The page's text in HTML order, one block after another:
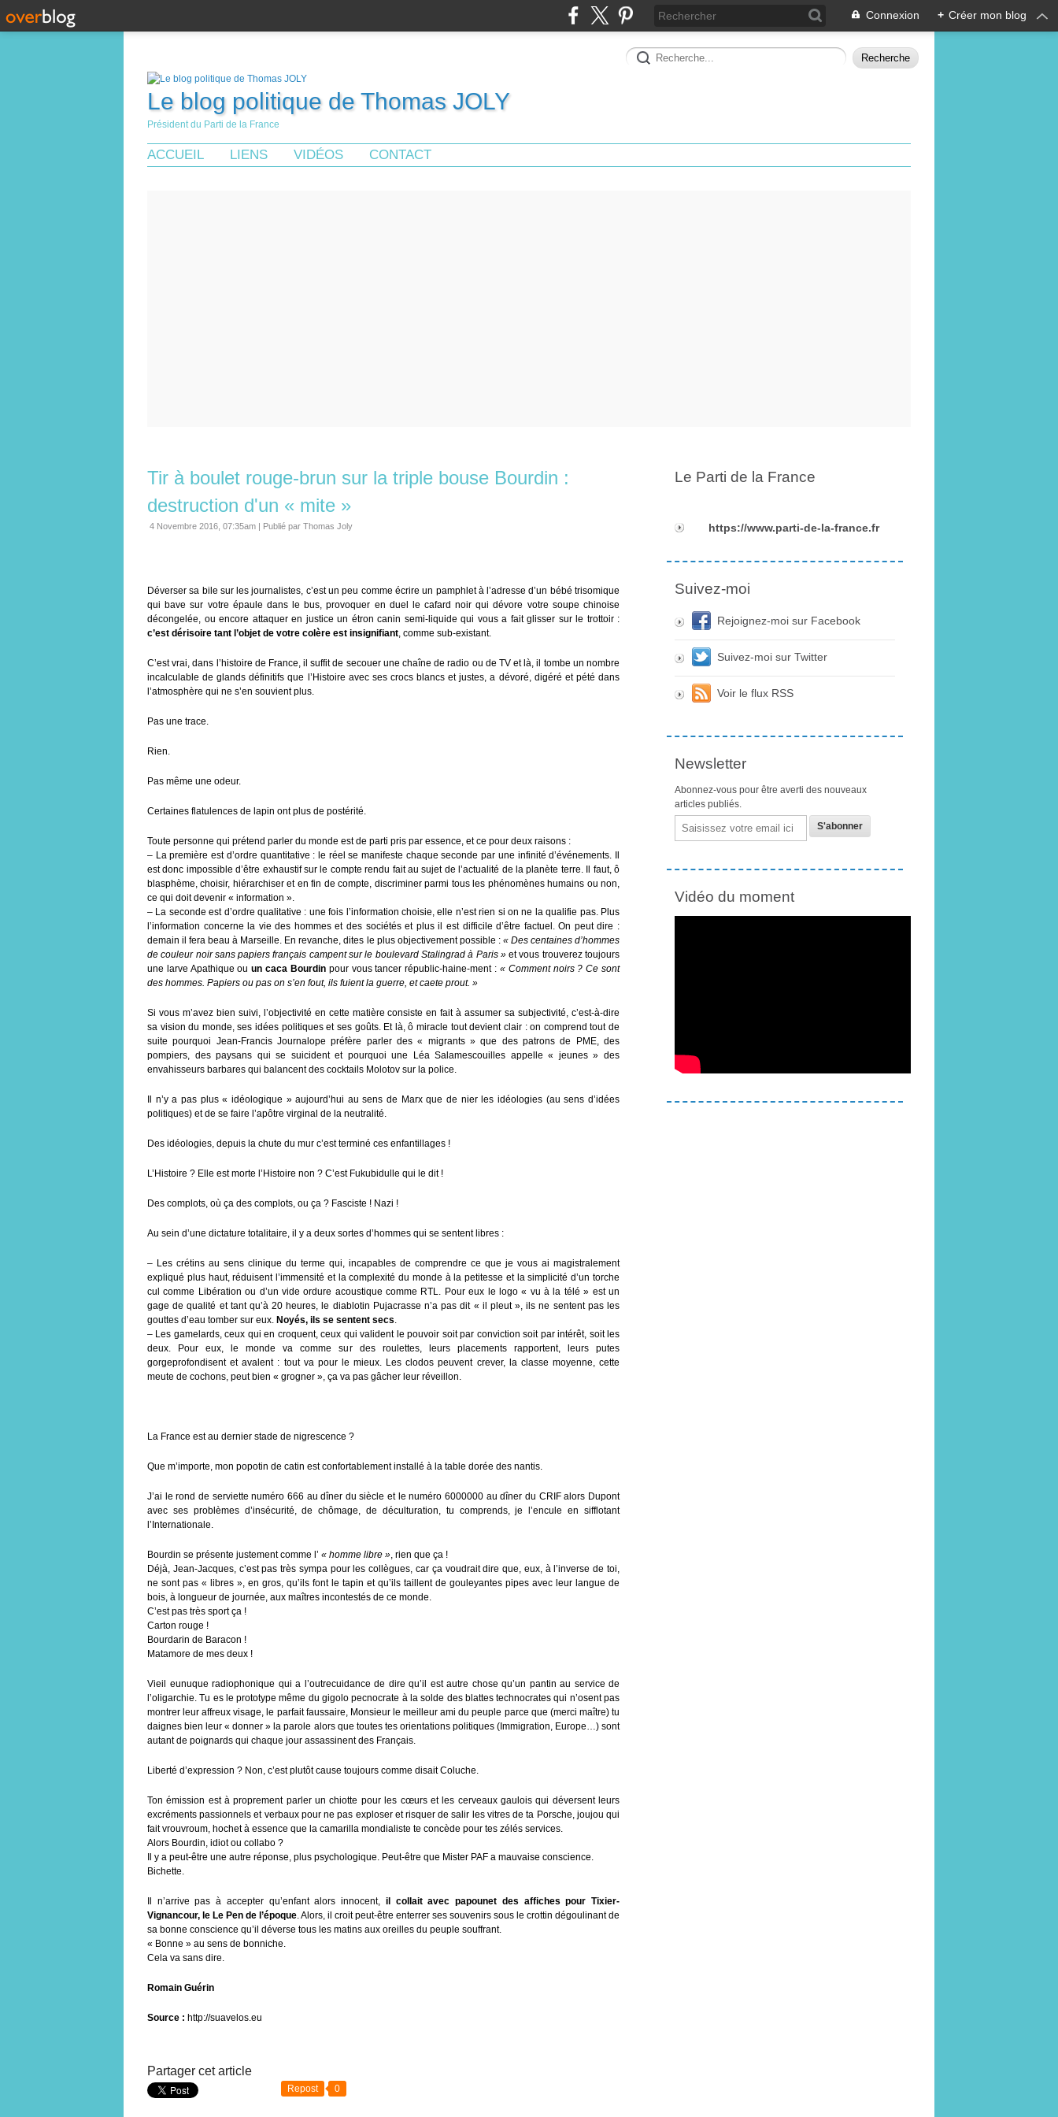
Connexion + Créer mon blog
Le blog politique de Thomas JOLY
Président du Parti de la France
ACCUEIL LIENS VIDÉOS CONTACT
Tir à boulet rouge-brun sur la triple bouse Bourdin :
destruction d'un « mite »
4 Novembre 2016, 07:35am | Publié par Thomas Joly
Déverser sa bile sur les journalistes, c’est un peu comme écrire un pamphlet à l’adresse d’un bébé trisomique
qui bave sur votre épaule dans le bus, provoquer en duel le cafard noir qui dévore votre soupe chinoise
décongelée, ou encore attaquer en justice un étron canin semi-liquide qui vous a fait glisser sur le trottoir :
c’est dérisoire tant l’objet de votre colère est insignifiant, comme sub-existant.
C’est vrai, dans l’histoire de France, il suffit de secouer une chaîne de radio ou de TV et là, il tombe un nombre
incalculable de glands définitifs que l’Histoire avec ses crocs blancs et justes, a dévoré, digéré et pété dans
l’atmosphère qui ne s’en souvient plus.
Pas une trace.
Rien.
Pas même une odeur.
Certaines flatulences de lapin ont plus de postérité.
Toute personne qui prétend parler du monde est de parti pris par essence, et ce pour deux raisons :
– La première est d’ordre quantitative : le réel se manifeste chaque seconde par une infinité d’événements. Il
est donc impossible d’être exhaustif sur le compte rendu fait au sujet de l’actualité de la planète terre. Il faut, ô
blasphème, choisir, hiérarchiser et en fin de compte, discriminer parmi tous les phénomènes humains ou non,
ce qui doit devenir « information ».
– La seconde est d’ordre qualitative : une fois l’information choisie, elle n’est rien si on ne la qualifie pas. Plus
l’information concerne la vie des hommes et des sociétés et plus il est difficile d’être factuel. On peut dire :
demain il fera beau à Marseille. En revanche, dites le plus objectivement possible : « Des centaines d’hommes
de couleur noir sans papiers français campent sur le boulevard Stalingrad à Paris »et vous trouverez toujours
une larve Apathique ouun caca Bourdinpour vous tancer républic-haine-ment : « Comment noirs ? Ce sont
des hommes. Papiers ou pas on s’en fout, ils fuient la guerre, et caete prout. »
Si vous m’avez bien suivi, l’objectivité en cette matière consiste en fait à assumer sa subjectivité, c’est-à-dire
sa vision du monde, ses idées politiques et ses goûts. Et là, ô miracle tout devient clair : on comprend tout de
suite pourquoi Jean-Francis Journalope préfère parler des « migrants » que des patrons de PME, des
pompiers, des paysans qui se suicident et pourquoi une Léa Salamescouilles appelle « jeunes » des
envahisseurs barbares qui balancent des cocktails Molotov sur la police.
Il n’y a pas plus « idéologique » aujourd’hui au sens de Marx que de nier les idéologies (au sens d’idées
politiques) et de se faire l’apôtre virginal de la neutralité.
Des idéologies, depuis la chute du mur c’est terminé ces enfantillages !
L’Histoire ? Elle est morte l’Histoire non ? C’est Fukubidulle qui le dit !
Des complots, où ça des complots, ou ça ? Fasciste ! Nazi !
Au sein d’une dictature totalitaire, il y a deux sortes d’hommes qui se sentent libres :
– Les crétins au sens clinique du terme qui, incapables de comprendre ce que je vous ai magistralement
expliqué plus haut, réduisent l’immensité et la complexité du monde à la petitesse et la simplicité d’un torche
cul comme Libération ou d’un vide ordure acoustique comme RTL. Pour eux le logo « vu à la télé » est un
gage de qualité et tant qu’à 20 heures, le diablotin Pujacrasse n’a pas dit « il pleut », ils ne sentent pas les
gouttes d’eau tomber sur eux. Noyés, ils se sentent secs.
– Les gamelards, ceux qui en croquent, ceux qui valident le pouvoir soit par conviction soit par intérêt, soit les
deux. Pour eux, le monde va comme sur des roulettes, leurs placements rapportent, leurs putes
gorgeprofondisent et avalent : tout va pour le mieux. Les clodos peuvent crever, la classe moyenne, cette
meute de cochons, peut bien « grogner », ça va pas gâcher leur réveillon.
La France est au dernier stade de nigrescence ?
Que m’importe, mon popotin de catin est confortablement installé à la table dorée des nantis.
J’ai le rond de serviette numéro 666 au dîner du siècle et le numéro 6000000 au dîner du CRIF alors Dupont
avec ses problèmes d’insécurité, de chômage, de déculturation, tu comprends, je l’encule en sifflotant
l’Internationale.
Bourdin se présente justement comme l’ « homme libre », rien que ça !
Déjà, Jean-Jacques, c’est pas très sympa pour les collègues, car ça voudrait dire que, eux, à l’inverse de toi,
ne sont pas « libres », en gros, qu’ils font le tapin et qu’ils taillent de gouleyantes pipes avec leur langue de
bois, à longueur de journée, aux maîtres incontestés de ce monde.
C’est pas très sport ça !
Carton rouge !
Bourdarin de Baracon !
Matamore de mes deux !
Vieil eunuque radiophonique qui a l’outrecuidance de dire qu’il est autre chose qu’un pantin au service de
l’oligarchie. Tu es le prototype même du gigolo pecnocrate à la solde des blattes technocrates qui n’osent pas
montrer leur affreux visage, le parfait faussaire, Monsieur le meilleur ami du peuple parce que (merci maître) tu
daignes bien leur « donner » la parole alors que toutes tes orientations politiques (Immigration, Europe…) sont
autant de poignards qui chaque jour assassinent des Français.
Liberté d’expression ? Non, c’est plutôt cause toujours comme disait Coluche.
Ton émission est à proprement parler un chiotte pour les cœurs et les cerveaux gaulois qui déversent leurs
excréments passionnels et verbaux pour ne pas exploser et risquer de salir les vitres de ta Porsche, joujou qui
fait vrouvroum, hochet à essence que la camarilla mondialiste te concède pour tes zélés services.
Alors Bourdin, idiot ou collabo ?
Il y a peut-être une autre réponse, plus psychologique. Peut-être que Mister PAF a mauvaise conscience.
Bichette.
Il n’arrive pas à accepter qu’enfant alors innocent, il collait avec papounet des affiches pour Tixier-
Vignancour, le Le Pen de l’époque. Alors, il croit peut-être enterrer ses souvenirs sous le crottin dégoulinant de
sa bonne conscience qu’il déverse tous les matins aux oreilles du peuple souffrant.
« Bonne » au sens de bonniche.
Cela va sans dire.
Romain Guérin
Source : http://suavelos.eu
Partager cet article
Repost 0
Le Parti de la France
https://www.parti-de-la-france.fr
Suivez-moi
Rejoignez-moi sur Facebook
Suivez-moi sur Twitter
Voir le flux RSS
Newsletter
Abonnez-vous pour être averti des nouveaux
articles publiés.
Email
Vidéo du moment